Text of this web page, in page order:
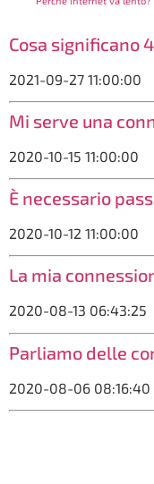
Cosa significano
2021-09-27 11:00:00
Mi serve una
2020-10-15 11:00:00
È necessario
2020-10-12 11:00:00
La mia
2020-08-13 06:43:25
Parliamo delle
2020-08-06 08:16:40